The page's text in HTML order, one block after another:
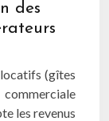
des
(gîtes
les revenus